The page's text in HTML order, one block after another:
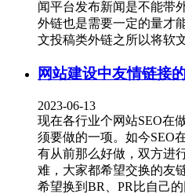
闻平台发布新闻是不能带
外链也是需要一定的量才
文投稿类外链之所以将软
网站建设中友情链接
2023-06-13
现在各行业个网站SEO在
须要做的一项。如今SEO
有从前那么好做，双方进
难，大家都希望交换的友
希望换到BR、PR比自己